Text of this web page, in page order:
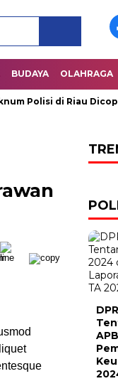
BUDAYA OLAHRAGA
Polisi di Riau Dicopot